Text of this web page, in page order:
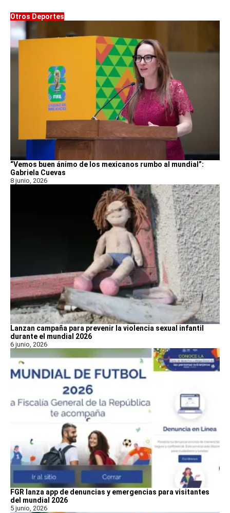
Otros Deportes
“Vemos buen ánimo de los mexicanos rumbo al mundial”:
Gabriela Cuevas
8 junio, 2026
Lanzan campaña para prevenir la violencia sexual infantil
durante el mundial 2026
6 junio, 2026
FGR lanza app de denuncias y emergencias para visitantes
del mundial 2026
5 junio, 2026